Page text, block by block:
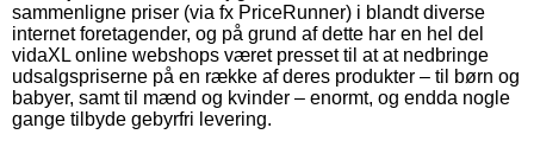
sammenligne priser (via fx PriceRunner) i blandt diverse
internet foretagender, og på grund af dette har en hel del
vidaXL online webshops været presset til at at nedbringe
udsalgspriserne på en række af deres produkter – til børn og
babyer, samt til mænd og kvinder – enormt, og endda nogle
gange tilbyde gebyrfri levering.